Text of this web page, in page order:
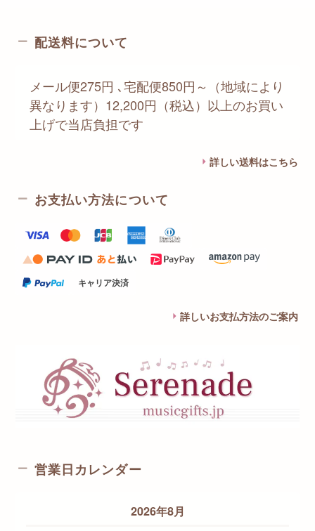
配送料について
メール便275円 ､宅配便850円～（地域により
異なります）12,200円（税込）以上のお買い
上げで当店負担です
詳しい送料はこちら
お支払い方法について
キャリア決済
詳しいお支払方法のご案内
営業日カレンダー
2026年8月